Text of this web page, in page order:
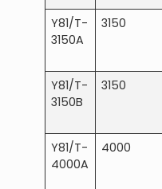
Y81/T-
3150A
3150
Y81/T-
3150B
3150
Y81/T-
4000A
4000